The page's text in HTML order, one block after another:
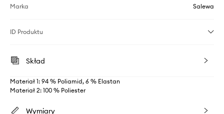
Marka Salewa
ID Produktu
Skład
Materiał 1: 94 % Poliamid, 6 % Elastan
Materiał 2: 100 % Poliester
Wymiary